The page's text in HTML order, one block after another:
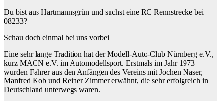
Du bist aus Hartmannsgrün und suchst eine RC Rennstrecke bei
08233?
Schau doch einmal bei uns vorbei.
Eine sehr lange Tradition hat der Modell-Auto-Club Nürnberg e.V.,
kurz MACN e.V. im Automodellsport. Erstmals im Jahr 1973
wurden Fahrer aus den Anfängen des Vereins mit Jochen Naser,
Manfred Kob und Reiner Zimmer erwähnt, die sehr erfolgreich in
Deutschland unterwegs waren.